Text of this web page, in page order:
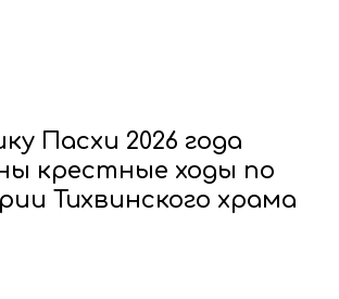
Пасхи 2026 года
крестные ходы по
Тихвинского храма